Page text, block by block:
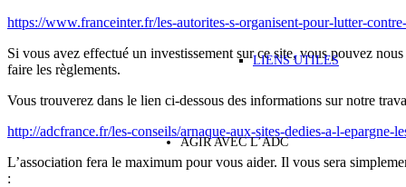
LIENS UTILES
AGIR AVEC L’ADC
https://www.franceinter.fr/les-autorites-s-organisent-pour-lutter-
Si vous avez effectué un investissement sur ce site, vous pouvez
faire les règlements.
Vous trouverez dans le lien ci-dessous des informations sur notre
http://adcfrance.fr/les-conseils/arnaque-aux-sites-dedies-a-l-epargne-
L’association fera le maximum pour vous aider. Il vous sera
: